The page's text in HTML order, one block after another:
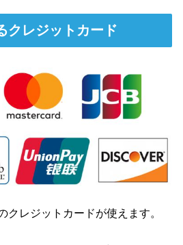
クレジットカード
クレジットカードが使えます。